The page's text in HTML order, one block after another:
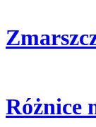
Różnice